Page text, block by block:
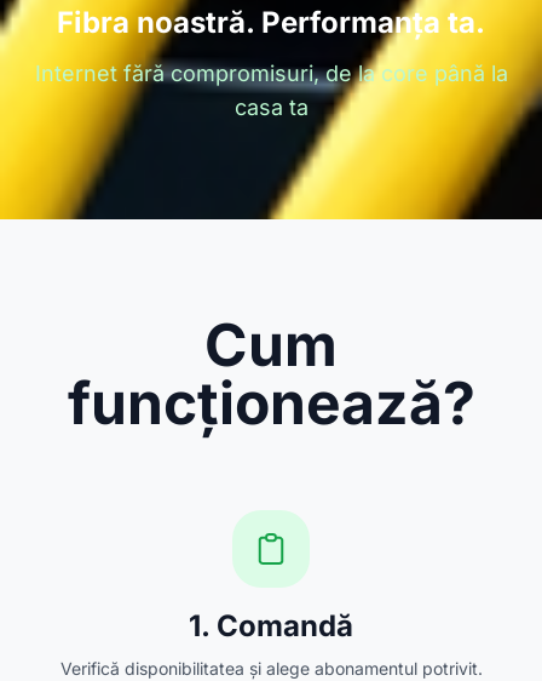
Fibra noastră. Performanța ta.
Internet fără compromisuri, de la core până la
casa ta
Cum
funcționează?
1. Comandă
Verifică disponibilitatea și alege abonamentul potrivit.